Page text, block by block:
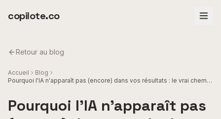
copilote.co
Retour au blog
Accueil
Blog
Pourquoi l'IA n'apparaît pas (encore) dans vos résultats : le vrai chemin
Pourquoi l'IA n'apparaît pas